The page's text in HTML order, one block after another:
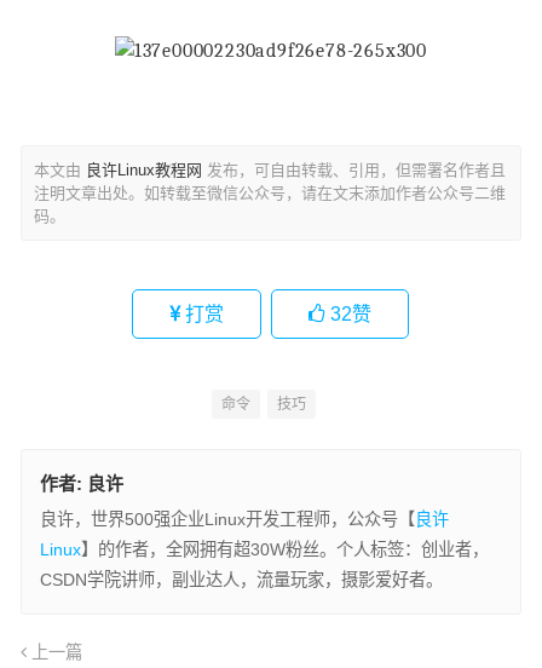
本文由 良许Linux教程网 发布，可自由转载、引用，但需署名作者且
注明文章出处。如转载至微信公众号，请在文末添加作者公众号二维
码。
打赏 32赞
命令 技巧
作者: 良许
良许，世界500强企业Linux开发工程师，公众号【 良许
Linux】的作者，全网拥有超30W粉丝。个人标签：创业者，
CSDN学院讲师，副业达人，流量玩家，摄影爱好者。
上一篇